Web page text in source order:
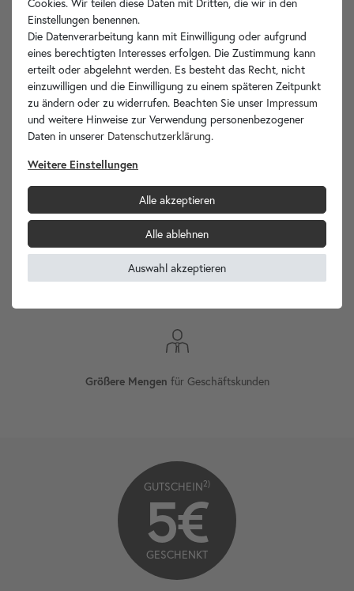
Ihre Vorteile
wohnfreuden.de -
Ihr Spezialist für Waschbecken Unikate!
InternationalerVersand
Größere Mengen für Geschäftskunden
GUTSCHEIN2)
5€
GESCHENKT
Einstellungen benennen.
Die Datenverarbeitung kann mit Einwilligung oder aufgrund
eines berechtigten Interesses erfolgen. Die Zustimmung kann
erteilt oder abgelehnt werden. Es besteht das Recht, nicht
einzuwilligen und die Einwilligung zu einem späteren Zeitpunkt
zu ändern oder zu widerrufen. Beachten Sie unser Impressum
und weitere Hinweise zur Verwendung personenbezogener
Daten in unserer Daten­schutz­erklärung.
Weitere Einstellungen
Alle akzeptieren
Alle ablehnen
Auswahl akzeptieren